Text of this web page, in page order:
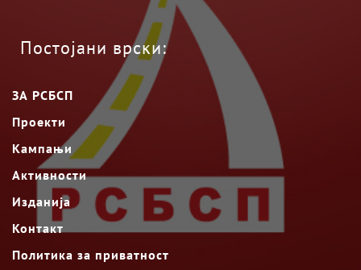
Постојани врски:
ЗА РСБСП
Проекти
Кампањи
Активности
Изданија
Контакт
Политика за приватност